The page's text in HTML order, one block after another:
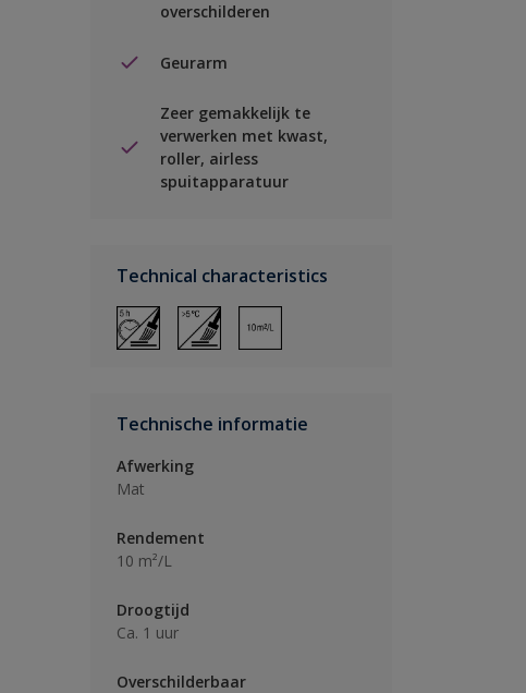
overschilderen
Geurarm
Zeer gemakkelijk te
verwerken met kwast,
roller, airless
spuitapparatuur
Technical characteristics
Technische informatie
Afwerking
Mat
Rendement
10 m²/L
Droogtijd
Ca. 1 uur
Overschilderbaar